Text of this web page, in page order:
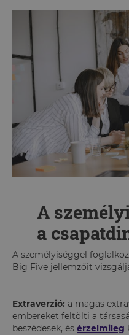
A
a
A személyiséggel
Big Five jellemzőit
Extraverzió: a magas
embereket feltölti a
beszédesek, és érzelmileg